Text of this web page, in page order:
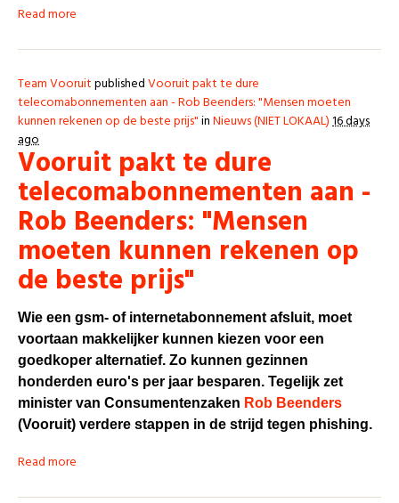
Read more
Team VooruitpublishedVooruit pakt te dure
telecomabonnementen aan - Rob Beenders: "Mensen moeten
kunnen rekenen op de beste prijs"inNieuws (NIET LOKAAL)16 days
ago
Vooruit pakt te dure
telecomabonnementen aan -
Rob Beenders: "Mensen
moeten kunnen rekenen op
de beste prijs"
Wie een gsm- of internetabonnement afsluit, moet
voortaan makkelijker kunnen kiezen voor een
goedkoper alternatief. Zo kunnen gezinnen
honderden euro's per jaar besparen. Tegelijk zet
minister van Consumentenzaken Rob Beenders
(Vooruit) verdere stappen in de strijd tegen phishing.
Read more